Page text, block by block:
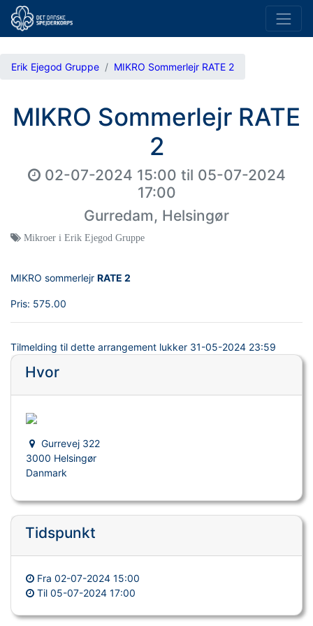
Erik Ejegod Gruppe MIKRO Sommerlejr RATE 2
MIKRO Sommerlejr RATE
2
02-07-2024 15:00 til 05-07-2024
17:00
Gurredam, Helsingør
Mikroer i Erik Ejegod Gruppe
MIKRO sommerlejr RATE 2
Pris: 575.00
Tilmelding til dette arrangement lukker 31-05-2024 23:59
Hvor
Gurrevej 322
3000 Helsingør
Danmark
Tidspunkt
Fra 02-07-2024 15:00
Til 05-07-2024 17:00